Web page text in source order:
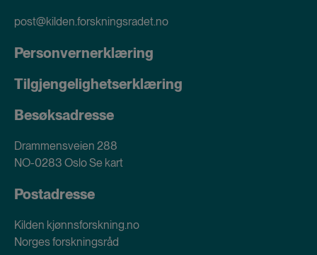
post@kilden.forskningsradet.no
Personvernerklæring
Tilgjengelighetserklæring
Besøksadresse
Drammensveien 288
NO-0283 OsloSe kart
Postadresse
Kilden kjønnsforskning.no
Norges forskningsråd